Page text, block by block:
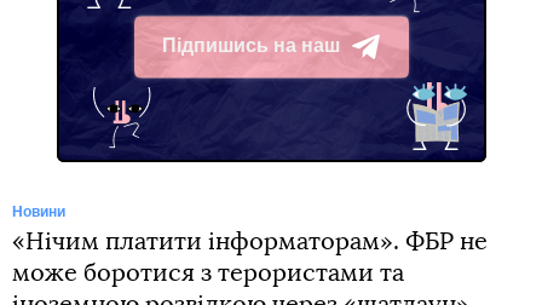
Підпишись на наш
Telegram
Новини
«Нічим платити інформаторам». ФБР не
може боротися з терористами та